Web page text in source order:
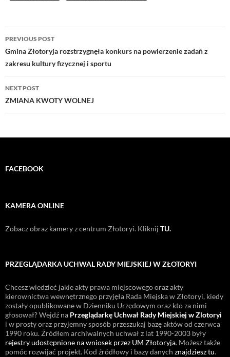
Post
navigation
PREVIOUS POST
Gmina Złotoryja rozstrzygnęła konkurs na powierzenie zadań z
zakresu kultury fizycznej i sportu
NEXT POST
ZMIANA KWOTY WOLNEJ
FACEBOOK
KAMERA ONLINE
Zobacz obraz kamery z centrum Złotoryi. Kliknij TU.
PRZEGLĄDARKA UCHWAL RADY MIEJSKIEJ W ZŁOTORYI
Chcesz wiedzieć jakie akty prawa miejscowego oraz akty
kierownictwa wewnętrznego przyjęła Rada Miejska w Złotoryi, kiedy
zostały opublikowane w Dzienniku Urzędowym oraz kto za nimi
głosował? Wejdź na Przeglądarkę Uchwał Rady Miejskiej w Zlotoryi
i w prosty oraz przyjemny sposób przeszukaj bazę aktów od czerwca
1990 roku. Źródłem archiwalnych uchwał z lat 1990-2003 były
rejestry udostępnione na wniosek przez UM Złotoryja. Możesz także
pomóc rozwijać projekt. Kod źródłowy i bazy danych znajdziesz tu.